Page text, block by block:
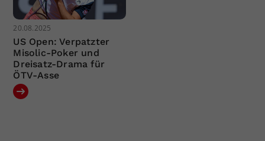
20.08.2025
US Open: Verpatzter
Misolic-Poker und
Dreisatz-Drama für
ÖTV-Asse